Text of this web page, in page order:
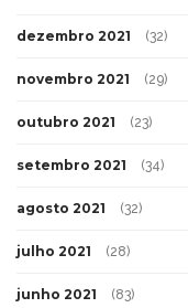
dezembro 2021 (32)
novembro 2021 (29)
outubro 2021 (23)
setembro 2021 (34)
agosto 2021 (32)
julho 2021 (28)
junho 2021 (83)